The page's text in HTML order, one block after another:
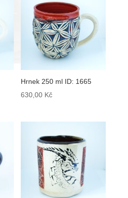
Hrnek 250 ml ID: 1665
630,00 Kč